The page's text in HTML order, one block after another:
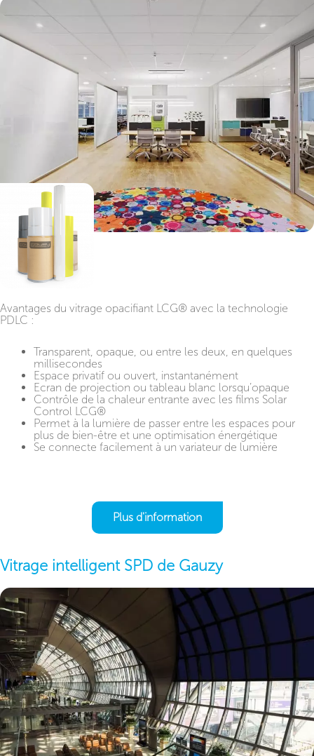
Avantages du vitrage opacifiant LCG® avec la technologie
PDLC :
Transparent, opaque, ou entre les deux, en quelques
millisecondes
Espace privatif ou ouvert, instantanément
Ecran de projection ou tableau blanc lorsqu’opaque
Contrôle de la chaleur entrante avec les films Solar
Control LCG®
Permet à la lumière de passer entre les espaces pour
plus de bien-être et une optimisation énergétique
Se connecte facilement à un variateur de lumière
Plus d'information
Vitrage intelligent SPD de Gauzy